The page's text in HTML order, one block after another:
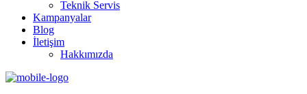
Teknik Servis
Kampanyalar
Blog
İletişim
Hakkımızda